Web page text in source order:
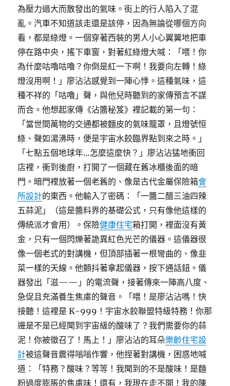
為壓力過大而散發出的氣味。街上的行人陷入了混
亂。汽車不知道該走還是該停，因為無論從哪個方向
看，都是綠燈。一個穿著西裝的男人小心翼翼地把車
停在路中央，搖下車窗，對著紅綠燈大喊：「喂！你
為什麼咕嚕咕嚕？你倒是紅一下啊！我要向左轉！綠
燈沒用啊！」廖沾沾感覺到一陣心悸。這種氣味，這
種不祥的「咕嚕」聲，與他兒時聽到的家傳預言不謀
而合。他想起家傳《沾醬秘笈》裡記載的第一句：
「當世間萬物的交通都被麵皮的氣味籠罩，且燈號恒
綠、聲如湯沸時，便是宇宙水餃臨界點到來之時。」
「七點五個地球年…怎麼這麼快？」廖沾沾猛地衝回
店裡，衝到後廚，打開了一個藏在舊冰櫃後面的暗
門。暗門裡放著一個老舊的、像是古代金屬保險箱會
所設計的東西。他輸入了密碼：「一醬二醋三油四辣
五蒜泥」（這是醬料界的基礎公式，只有像他這樣的
傳統派才會用）。保險健康住宅箱打開，裡面沒有黃
金，只有一個閃爍著詭異紅色光芒的儀器。這儀器很
像一個老式的對講機，但頂部插著一根彎曲的、像韭
菜一樣的天線。他顫抖著拿起儀器，按下通話鈕。儀
器發出「滋——」的電流聲，接著傳來一陣高八度、
急促且充滿養生焦慮的聲音。「喂！是廖沾沾嗎！快
接聽！這裡是 K-999！宇宙水餃聯盟特級特務！你那
邊是不是已經聞到宇宙級的酸味了？我們需要你的蒜
泥！你被徵召了！馬上！」廖沾沾的耳朵樂齡住宅設
計被這聲音震得嗡嗡作響，他捏著對講機，困惑地喊
道：「特務？酸味？等等！我聞到的不是酸味！是麵
粉過度膨脹的焦慮味！還有，我現在走不開！我的陳